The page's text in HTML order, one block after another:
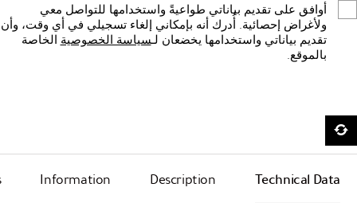
أوافق على تقديم بياناتي طواعيةً واستخدامها للتواصل معي
ولأغراض إحصائية. أُدرك أنه بإمكاني إلغاء تسجيلي في أي وقت، وأن
تقديم بياناتي واستخدامها يخضعان لـسياسة الخصوصية الخاصة
بالموقع.
Technical Data
Description
Information